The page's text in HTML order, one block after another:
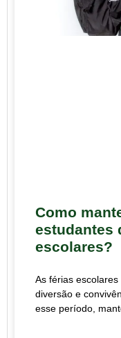
Como
estudantes
escolares?
As férias
diversão e
esse período,